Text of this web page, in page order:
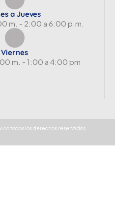
a Jueves
m. - 2:00 a 6:00 p.m.
Viernes
m. - 1:00 a 4:00 pm
todos los derechos reservados.